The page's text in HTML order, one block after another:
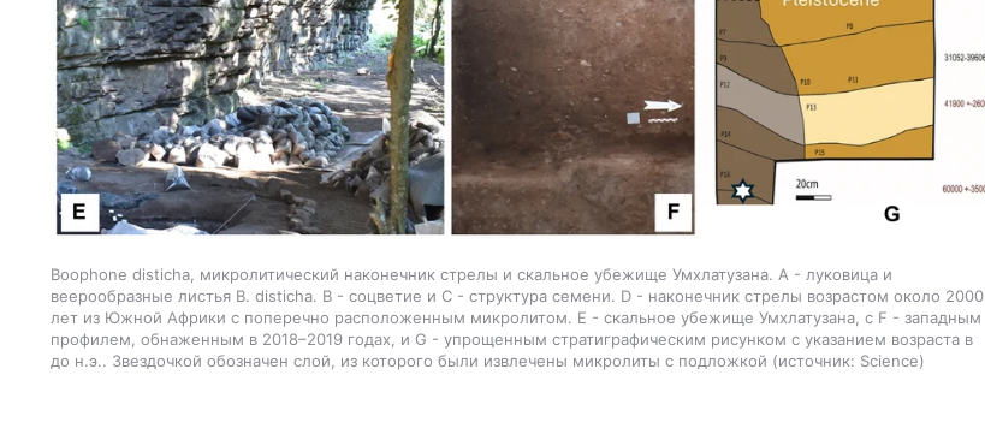
Boophone disticha, микролитический наконечник стрелы и скальное убежище Умхлатузана. А - луковица и
веерообразные листья B. disticha. B - соцветие и C - структура семени. D - наконечник стрелы возрастом около 2000
лет из Южной Африки с поперечно расположенным микролитом. E - скальное убежище Умхлатузана, с F - западным
профилем, обнаженным в 2018–2019 годах, и G - упрощенным стратиграфическим рисунком с указанием возраста в
до н.э.. Звездочкой обозначен слой, из которого были извлечены микролиты с подложкой
источник: Science